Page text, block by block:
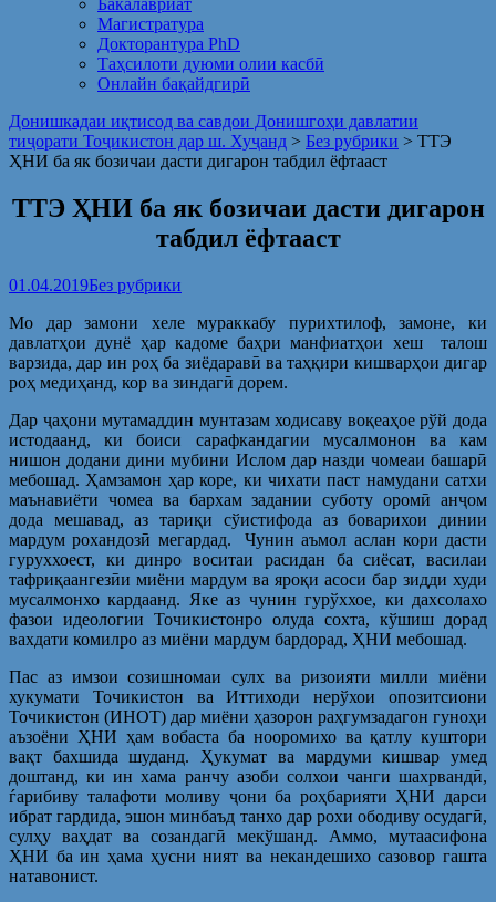
Бакалавриат
Магистратура
Докторантура PhD
Таҳсилоти дуюми олии касбӣ
Онлайн бақайдгирӣ
Донишкадаи иқтисод ва савдои Донишгоҳи давлатии
тиҷорати Тоҷикистон дар ш. Хуҷанд > Без рубрики > ТТЭ
ҲНИ ба як бозичаи дасти дигарон табдил ёфтааст
ТТЭ ҲНИ ба як бозичаи дасти дигарон
табдил ёфтааст
01.04.2019Без рубрики
Мо дар замони хеле мураккабу пурихтилоф, замоне, ки
давлатҳои дунё ҳар кадоме баҳри манфиатҳои хеш талош
варзида, дар ин роҳ ба зиёдаравӣ ва таҳқири кишварҳои дигар
роҳ медиҳанд, кор ва зиндагӣ дорем.
Дар ҷаҳони мутамаддин мунтазам ходисаву воқеаҳое рўй дода
истодаанд, ки боиси сарафкандагии мусалмонон ва кам
нишон додани дини мубини Ислом дар назди чомеаи башарӣ
мебошад. Ҳамзамон ҳар коре, ки чихати паст намудани сатхи
маънавиёти чомеа ва бархам задании суботу оромӣ анҷом
дода мешавад, аз тариқи сўистифода аз боварихои динии
мардум рохандозӣ мегардад. Чунин аъмол аслан кори дасти
гуруххоест, ки динро воситаи расидан ба сиёсат, василаи
тафриқаангезӣи миёни мардум ва яроқи асоси бар зидди худи
мусалмонхо кардаанд. Яке аз чунин гурўххое, ки дахсолахо
фазои идеологии Точикистонро олуда сохта, кўшиш дорад
вахдати комилро аз миёни мардум бардорад, ҲНИ мебошад.
Пас аз имзои созишномаи сулх ва ризоияти милли миёни
хукумати Точикистон ва Иттиходи нерўхои опозитсиони
Точикистон (ИНОТ) дар миёни ҳазорон раҳгумзадагон гуноҳи
аъзоёни ҲНИ ҳам вобаста ба нооромихо ва қатлу куштори
вақт бахшида шуданд. Ҳукумат ва мардуми кишвар умед
доштанд, ки ин хама ранчу азоби солхои чанги шахрвандӣ,
ѓарибиву талафоти моливу ҷони ба роҳбарияти ҲНИ дарси
ибрат гардида, эшон минбаъд танхо дар рохи ободиву осудагӣ,
сулҳу ваҳдат ва созандагӣ мекўшанд. Аммо, мутаасифона
ҲНИ ба ин ҳама ҳусни ният ва некандешихо сазовор гашта
натавонист.